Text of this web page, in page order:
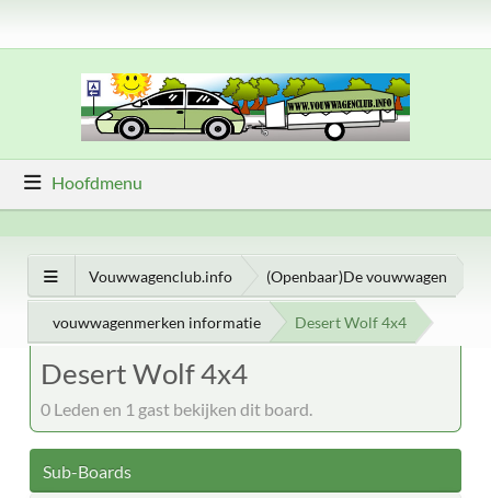
Hoofdmenu
Vouwwagenclub.info (Openbaar)De vouwwagen
vouwwagenmerken informatie Desert Wolf 4x4
Desert Wolf 4x4
0 Leden en 1 gast bekijken dit board.
Sub-Boards